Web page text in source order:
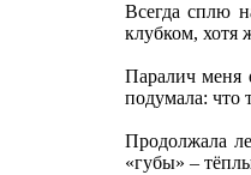
Всегда сплю
клубком, хотя
Паралич меня
подумала: что
Продолжала
«губы» –